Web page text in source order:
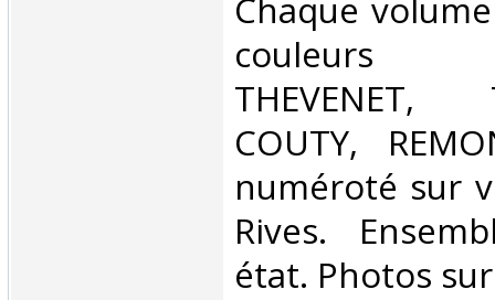
‎Chaque
couleurs
THEVENET,
COUTY,
numéroté sur
Rives.
état. Photos